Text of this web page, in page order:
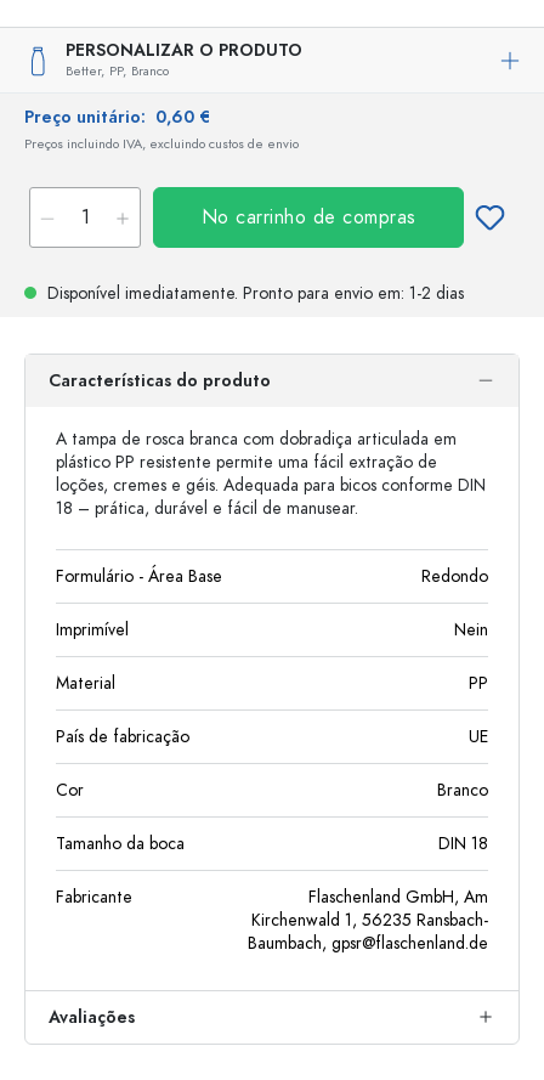
PERSONALIZAR O PRODUTO
Better, PP, Branco
Preço unitário: 0,60 €
Preços incluindo IVA, excluindo custos de envio
No carrinho de compras
Disponível imediatamente. Pronto para envio em: 1-2 dias
Características do produto
A tampa de rosca branca com dobradiça articulada em
plástico PP resistente permite uma fácil extração de
loções, cremes e géis. Adequada para bicos conforme DIN
18 – prática, durável e fácil de manusear.
Formulário - Área Base Redondo
Imprimível Nein
Material PP
País de fabricação UE
Cor Branco
Tamanho da boca DIN 18
Fabricante
Flaschenland GmbH, Am
Kirchenwald 1, 56235 Ransbach-
Baumbach, gpsr@flaschenland.de
Avaliações